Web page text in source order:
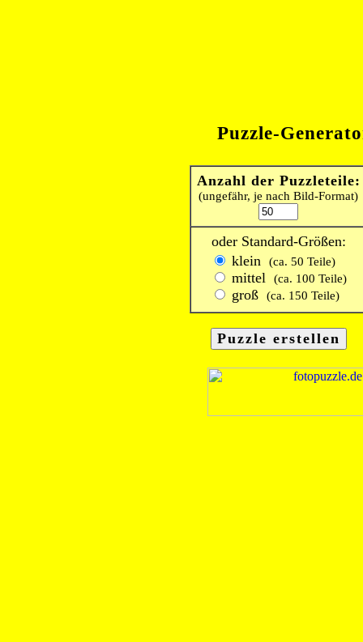
Puzzle-
Anzahl der Puzzleteile:
(ungefähr, je nach Bild-Format)
oder Standard-Größen:
klein
(ca. 50 Teile)
mittel (ca. 100 Teile)
groß (ca. 150 Teile)